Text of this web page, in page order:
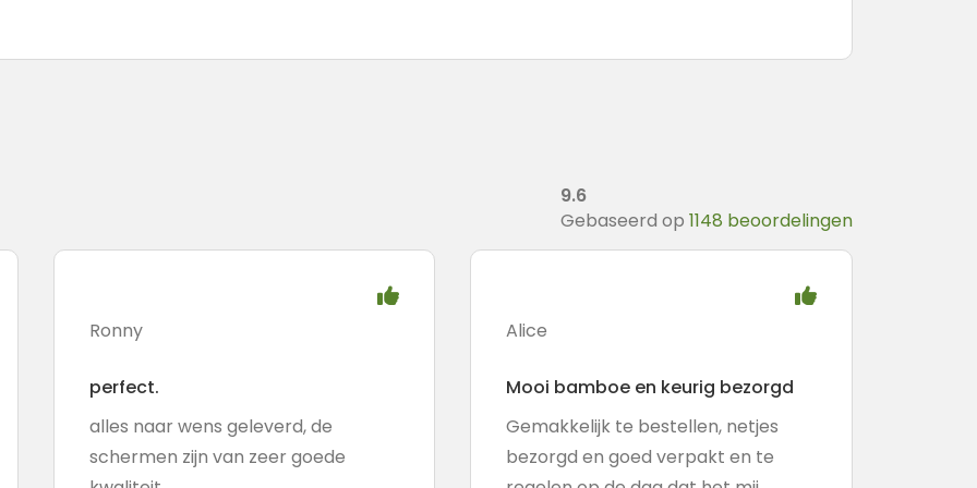
9.6
Gebaseerd op 1148 beoordelingen
Ronny
perfect.
alles naar wens geleverd, de
schermen zijn van zeer goede
Alice
Mooi bamboe en keurig bezorgd
Gemakkelijk te bestellen, netjes
bezorgd en goed verpakt en te